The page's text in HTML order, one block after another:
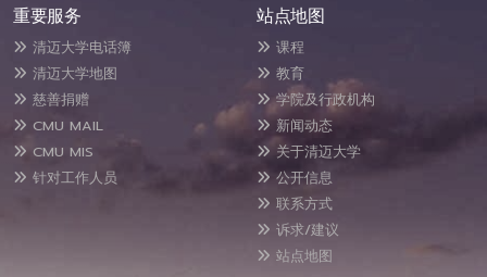
重要服务
清迈大学电话簿
清迈大学地图
慈善捐赠
CMU MAIL
CMU MIS
针对工作人员
站点地图
课程
教育
学院及行政机构
新闻动态
关于清迈大学
公开信息
联系方式
诉求/建议
站点地图